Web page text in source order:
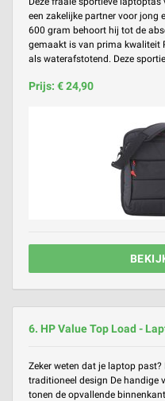
een zakelijke partner voor jong
600 gram behoort hij tot de
gemaakt is van prima kwaliteit
als waterafstotend. Deze
Prijs: € 24,90
6. HP Value Top Load -
Zeker weten dat je laptop
traditioneel design De handige
tonen de opvallende